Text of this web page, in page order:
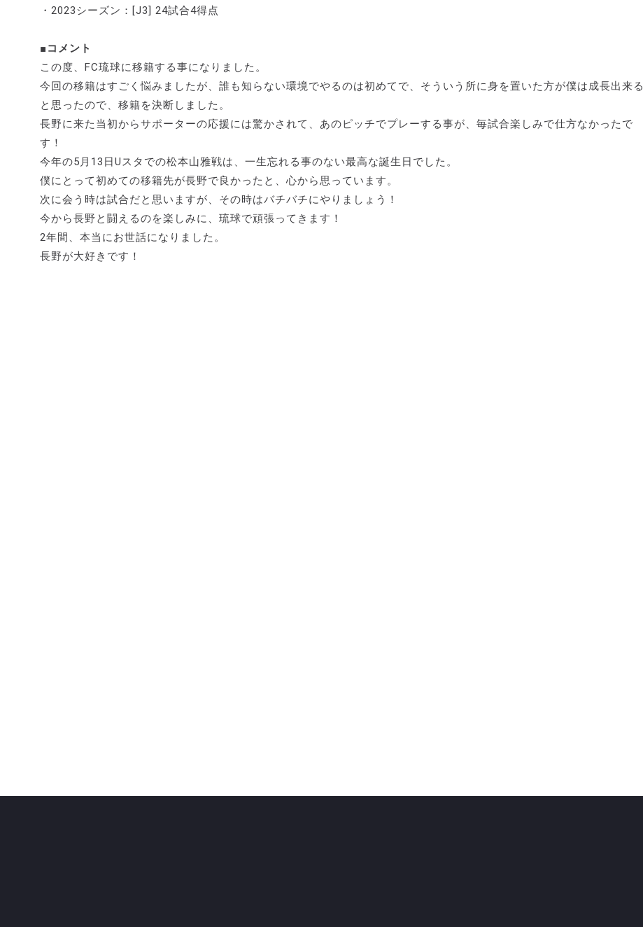
・2023シーズン：[J3] 24試合4得点
■コメント
この度、FC琉球に移籍する事になりました。
今回の移籍はすごく悩みましたが、誰も知らない環境でやるのは初めてで、そういう所に身を置いた方が僕は成長出来る
と思ったので、移籍を決断しました。
長野に来た当初からサポーターの応援には驚かされて、あのピッチでプレーする事が、毎試合楽しみで仕方なかったで
す！
今年の5月13日Uスタでの松本山雅戦は、一生忘れる事のない最高な誕生日でした。
僕にとって初めての移籍先が長野で良かったと、心から思っています。
次に会う時は試合だと思いますが、その時はバチバチにやりましょう！
今から長野と闘えるのを楽しみに、琉球で頑張ってきます！
2年間、本当にお世話になりました。
長野が大好きです！